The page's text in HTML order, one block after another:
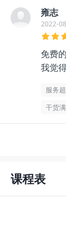
雍志
2022-
免费
我觉
服务
干货
课程表